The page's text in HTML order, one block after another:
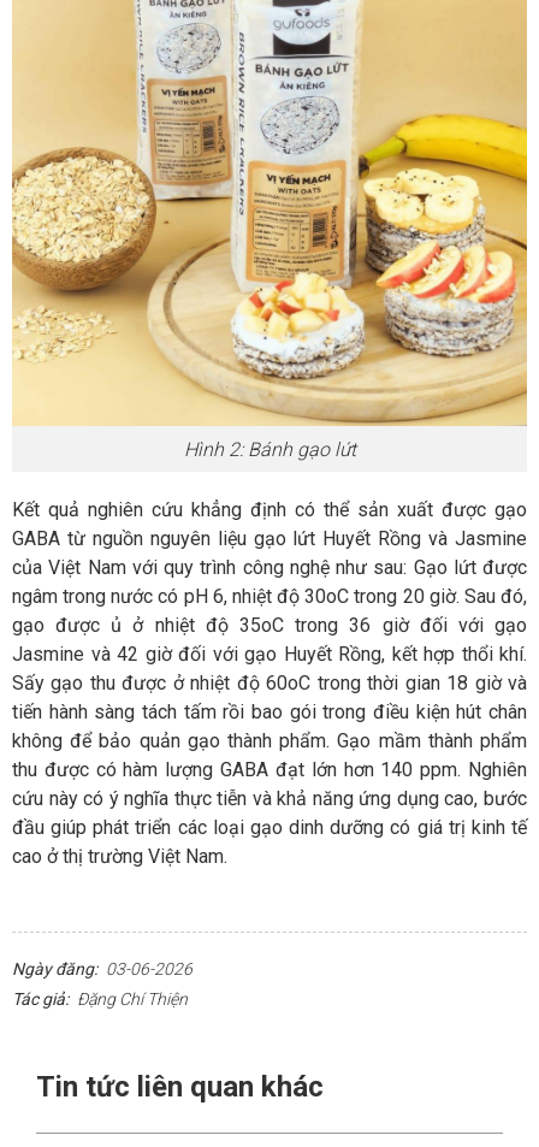
Hình 2: Bánh gạo lứt
Kết quả nghiên cứu khẳng định có thể sản xuất được gạo
GABA từ nguồn nguyên liệu gạo lứt Huyết Rồng và Jasmine
của Việt Nam với quy trình công nghệ như sau: Gạo lứt được
ngâm trong nước có pH 6, nhiệt độ 30oC trong 20 giờ. Sau đó,
gạo được ủ ở nhiệt độ 35oC trong 36 giờ đối với gạo
Jasmine và 42 giờ đối với gạo Huyết Rồng, kết hợp thổi khí.
Sấy gạo thu được ở nhiệt độ 60oC trong thời gian 18 giờ và
tiến hành sàng tách tấm rồi bao gói trong điều kiện hút chân
không để bảo quản gạo thành phẩm. Gạo mầm thành phẩm
thu được có hàm lượng GABA đạt lớn hơn 140 ppm. Nghiên
cứu này có ý nghĩa thực tiễn và khả năng ứng dụng cao, bước
đầu giúp phát triển các loại gạo dinh dưỡng có giá trị kinh tế
cao ở thị trường Việt Nam.
Ngày đăng: 03-06-2026
Tác giả: Đặng Chí Thiện
Tin tức liên quan khác